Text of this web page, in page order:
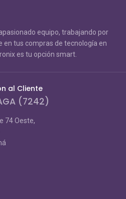
equipo, trabajando por
tus compras de tecnología en
es tu opción smart.
al Cliente
(7242)
74 Oeste,